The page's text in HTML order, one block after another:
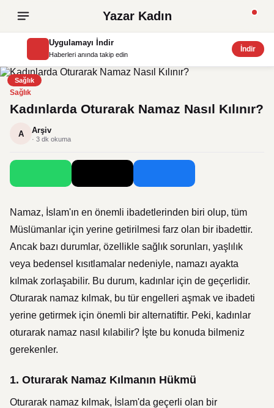
Yazar Kadın
Uygulamayı İndir
Haberleri anında takip edin
İndir
Sağlık
Sağlık
Kadınlarda Oturarak Namaz Nasıl Kılınır?
A Arşiv
· 3 dk okuma
Namaz, İslam'ın en önemli ibadetlerinden biri olup, tüm
Müslümanlar için yerine getirilmesi farz olan bir ibadettir.
Ancak bazı durumlar, özellikle sağlık sorunları, yaşlılık
veya bedensel kısıtlamalar nedeniyle, namazı ayakta
kılmak zorlaşabilir. Bu durum, kadınlar için de geçerlidir.
Oturarak namaz kılmak, bu tür engelleri aşmak ve ibadeti
yerine getirmek için önemli bir alternatiftir. Peki, kadınlar
oturarak namaz nasıl kılabilir? İşte bu konuda bilmeniz
gerekenler.
1. Oturarak Namaz Kılmanın Hükmü
Oturarak namaz kılmak, İslam'da geçerli olan bir